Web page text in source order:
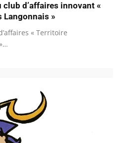
d’affaires innovant «
Langonnais »
« Territoire